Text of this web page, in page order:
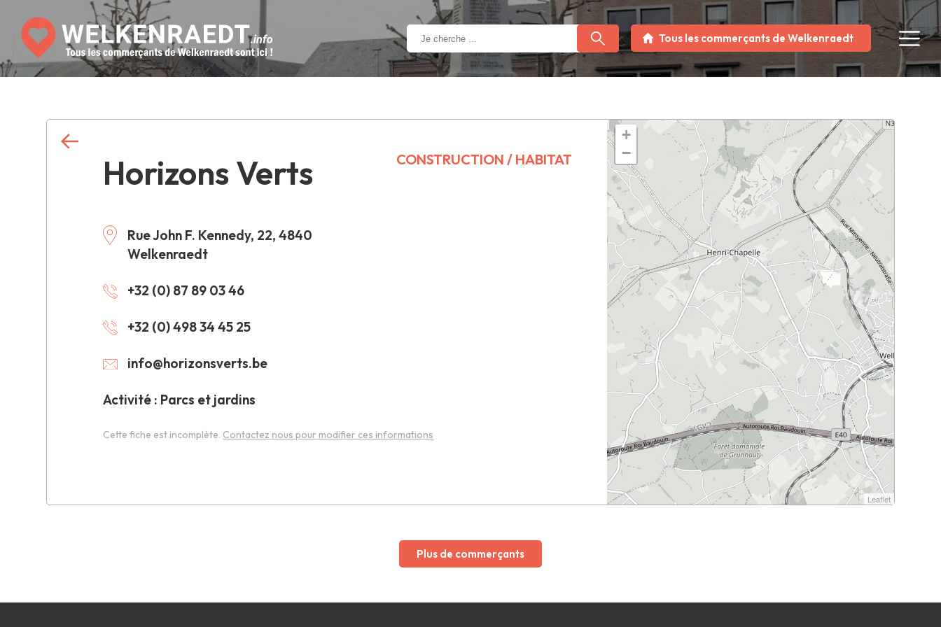
Tous les commerçants de Welkenraedt
Horizons Verts
Rue John F. Kennedy, 22, 4840
Welkenraedt
+32 (0) 87 89 03 46
+32 (0) 498 34 45 25
info@horizonsverts.be
Activité : Parcs et jardins
CONSTRUCTION / HABITAT
Cette fiche est incomplète. Contactez nous pour modifier ces informations
+
−
Leaflet
Plus de commerçants